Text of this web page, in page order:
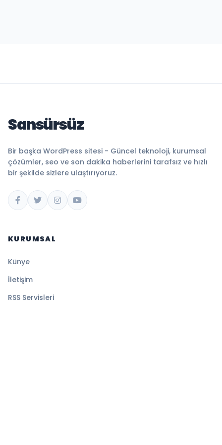
Sansürsüz
Bir başka WordPress sitesi - Güncel teknoloji, kurumsal
çözümler, seo ve son dakika haberlerini tarafsız ve hızlı
bir şekilde sizlere ulaştırıyoruz.
KURUMSAL
Künye
İletişim
RSS Servisleri